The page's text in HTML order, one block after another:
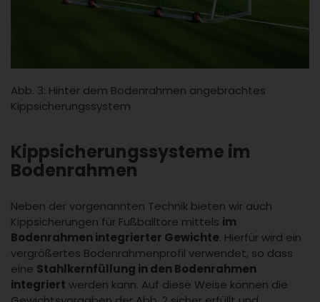
Abb. 3: Hinter dem Bodenrahmen angebrachtes
Kippsicherungssystem
Kippsicherungssysteme im
Bodenrahmen
Neben der vorgenannten Technik bieten wir auch
Kippsicherungen für Fußballtore mittels im
Bodenrahmen integrierter Gewichte. Hierfür wird ein
vergrößertes Bodenrahmenprofil verwendet, so dass
eine Stahlkernfüllung in den Bodenrahmen
integriert werden kann. Auf diese Weise können die